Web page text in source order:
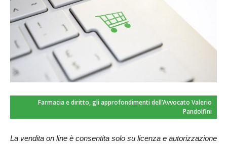
Farmacia e diritto, gli approfondimenti dell’Avvocato Valerio
Pandolfini
La vendita on line è consentita solo su licenza e autorizzazione